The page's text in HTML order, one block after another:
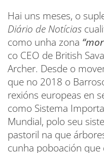
Hai uns meses, o
Diário de Notícias
como unha zona
co CEO de British
Archer. Desde o
que no 2018 o
rexións europeas en
como Sistema
Mundial, polo seu
pastoril na que
cunha poboación